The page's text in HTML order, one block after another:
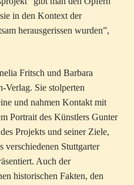
in den Kontext der
herausgerissen wurden”,
Fritsch und Barbara
Verlag. Sie stolperten
und nahmen Kontakt mit
Portrait des Künstlers Gunter
Projekts und seiner Ziele,
verschiedenen Stuttgarter
Auch der
historischen Fakten, den